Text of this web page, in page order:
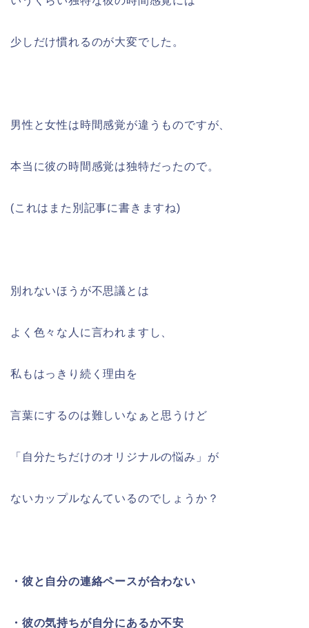
少しだけ慣れるのが大変でした。
男性と女性は時間感覚が違うものですが、
本当に彼の時間感覚は独特だったので。
(これはまた別記事に書きますね)
別れないほうが不思議とは
よく色々な人に言われますし、
私もはっきり続く理由を
言葉にするのは難しいなぁと思うけど
「自分たちだけのオリジナルの悩み」が
ないカップルなんているのでしょうか？
・彼と自分の連絡ペースが合わない
・彼の気持ちが自分にあるか不安